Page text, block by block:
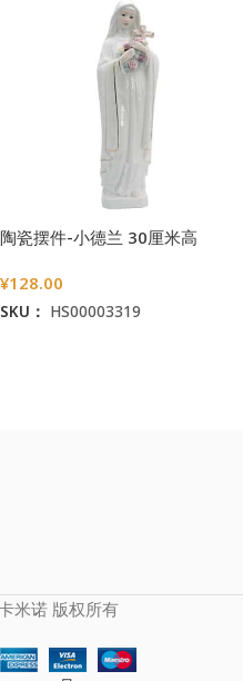
陶瓷摆件-小德兰 30厘米高
¥128.00
SKU： HS00003319
米诺 版权所有